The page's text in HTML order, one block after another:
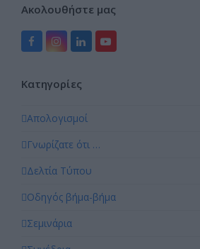
Ακολουθήστε μας
FacebookInstagram
LinkedInYouTube
Kατηγορίες
Απολογισμοί
Γνωρίζατε ότι …
Δελτία Τύπου
Οδηγός βήμα-βήμα
Σεμινάρια